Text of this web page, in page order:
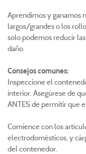
Aprendimos y ganamos
largos/grandes o los
solo podemos reducir
daño.
Consejos comunes:
Inspeccione el
interior. Asegúrese de
ANTES de permitir que
Comience con los
electrodomésticos, y
del contenedor.